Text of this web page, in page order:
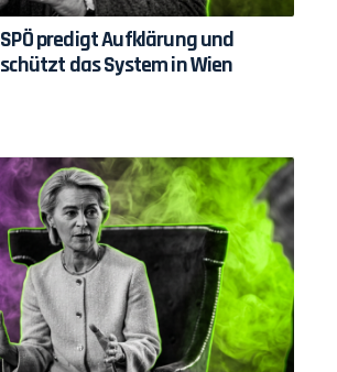
SPÖ predigt Aufklärung und
schützt das System in Wien